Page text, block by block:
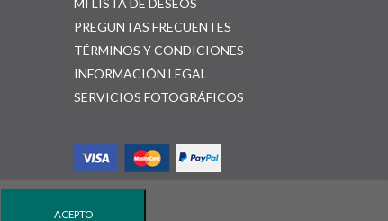
MI LISTA DE DESEOS
PREGUNTAS FRECUENTES
TÉRMINOS Y CONDICIONES
INFORMACIÓN LEGAL
SERVICIOS FOTOGRÁFICOS
ACEPTO